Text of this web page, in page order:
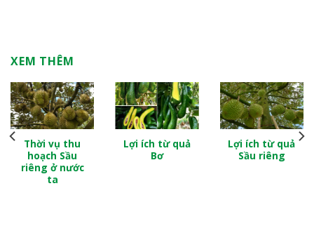
XEM THÊM
Thời vụ thu
hoạch Sầu
riêng ở nước
ta
Lợi ích từ quả
Bơ
Lợi ích từ quả
Sầu riêng